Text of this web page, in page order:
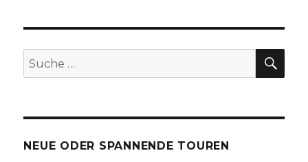
Suche
nach:
NEUE ODER SPANNENDE TOUREN